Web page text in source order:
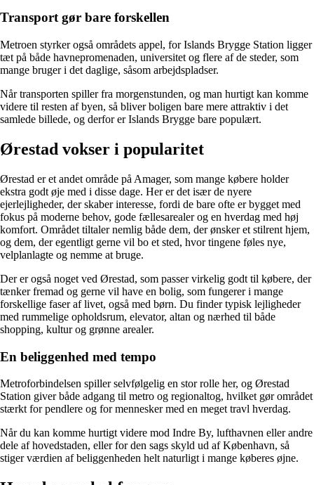
Transport gør bare forskellen
Metroen styrker også områdets appel, for Islands Brygge Station ligger
tæt på både havnepromenaden, universitet og flere af de steder, som
mange bruger i det daglige, såsom arbejdspladser.
Når transporten spiller fra morgenstunden, og man hurtigt kan komme
videre til resten af byen, så bliver boligen bare mere attraktiv i det
samlede billede, og derfor er Islands Brygge bare populært.
Ørestad vokser i popularitet
Ørestad er et andet område på Amager, som mange købere holder
ekstra godt øje med i disse dage. Her er det især de nyere
ejerlejligheder, der skaber interesse, fordi de bare ofte er bygget med
fokus på moderne behov, gode fællesarealer og en hverdag med høj
komfort. Området tiltaler nemlig både dem, der ønsker et stilrent hjem,
og dem, der egentligt gerne vil bo et sted, hvor tingene føles nye,
velplanlagte og nemme at bruge.
Der er også noget ved Ørestad, som passer virkelig godt til købere, der
tænker fremad og gerne vil have en bolig, som fungerer i mange
forskellige faser af livet, også med børn. Du finder typisk lejligheder
med rummelige opholdsrum, elevator, altan og nærhed til både
shopping, kultur og grønne arealer.
En beliggenhed med tempo
Metroforbindelsen spiller selvfølgelig en stor rolle her, og Ørestad
Station giver både adgang til metro og regionaltog, hvilket gør området
stærkt for pendlere og for mennesker med en meget travl hverdag.
Når du kan komme hurtigt videre mod Indre By, lufthavnen eller andre
dele af hovedstaden, eller for den sags skyld ud af København, så
stiger værdien af beliggenheden helt naturligt i mange køberes øjne.